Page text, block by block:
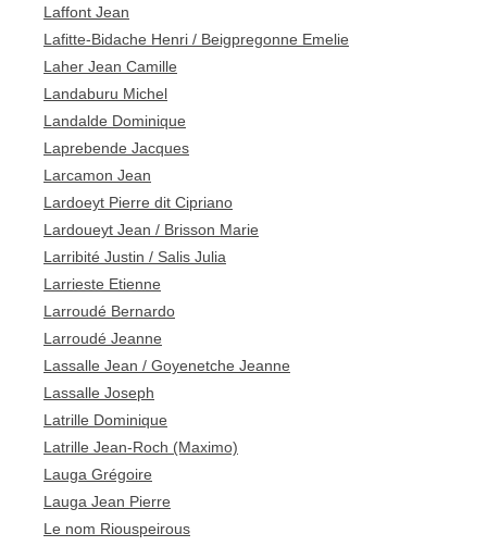
Laffont Jean
Lafitte-Bidache Henri / Beigpregonne Emelie
Laher Jean Camille
Landaburu Michel
Landalde Dominique
Laprebende Jacques
Larcamon Jean
Lardoeyt Pierre dit Cipriano
Lardoueyt Jean / Brisson Marie
Larribité Justin / Salis Julia
Larrieste Etienne
Larroudé Bernardo
Larroudé Jeanne
Lassalle Jean / Goyenetche Jeanne
Lassalle Joseph
Latrille Dominique
Latrille Jean-Roch (Maximo)
Lauga Grégoire
Lauga Jean Pierre
Le nom Riouspeirous